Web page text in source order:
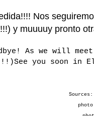
Nos
y muuuuy pronto
As we will
you soon in